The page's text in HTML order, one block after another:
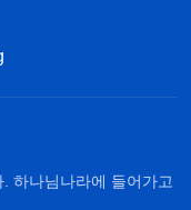
하나님나라에 들어가고